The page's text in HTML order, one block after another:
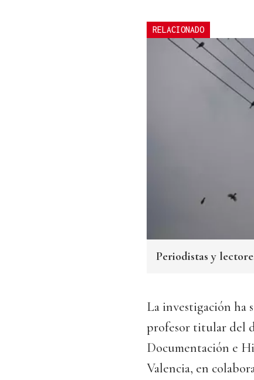
RELACIONADO
Periodistas y
La investigación ha
profesor titular del
Documentación e
Valencia, en